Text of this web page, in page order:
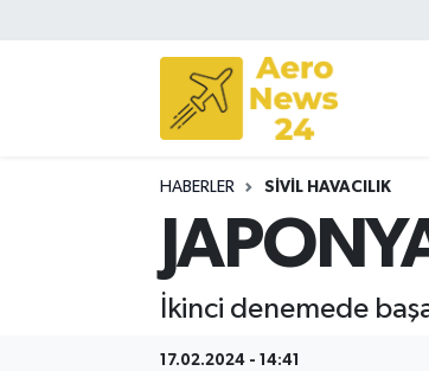
HABERLER SIVIL HAVACILIK
İkinci denemede
17.02.2024 - 14:41
Sivil Havacılık